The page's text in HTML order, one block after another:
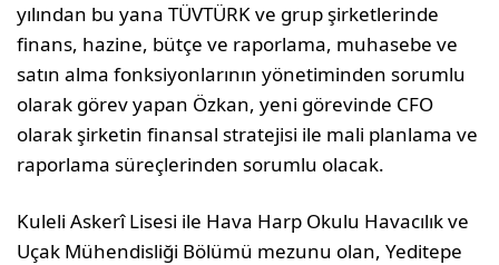
yılından bu yana TÜVTÜRK ve grup şirketlerinde
finans, hazine, bütçe ve raporlama, muhasebe ve
satın alma fonksiyonlarının yönetiminden sorumlu
olarak görev yapan Özkan, yeni görevinde CFO
olarak şirketin finansal stratejisi ile mali planlama ve
raporlama süreçlerinden sorumlu olacak.
Kuleli Askerî Lisesi ile Hava Harp Okulu Havacılık ve
Uçak Mühendisliği Bölümü mezunu olan, Yeditepe